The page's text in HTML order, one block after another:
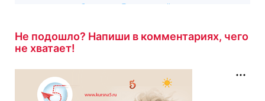
оскорбленные» Достоевский
Не подошло? Напиши в комментариях, чего
не хватает!